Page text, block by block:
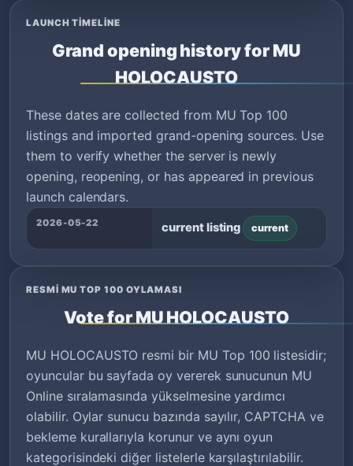
LAUNCH TIMELINE
Grand opening history for MU
HOLOCAUSTO
These dates are collected from MU Top 100
listings and imported grand-opening sources. Use
them to verify whether the server is newly
opening, reopening, or has appeared in previous
launch calendars.
2026-05-22 current listing current
RESMI MU TOP 100 OYLAMASI
Vote for MU HOLOCAUSTO
MU HOLOCAUSTO resmi bir MU Top 100 listesidir;
oyuncular bu sayfada oy vererek sunucunun MU
Online sıralamasında yükselmesine yardımcı
olabilir. Oylar sunucu bazında sayılır, CAPTCHA ve
bekleme kurallarıyla korunur ve aynı oyun
kategorisindeki diğer listelerle karşılaştırılabilir.